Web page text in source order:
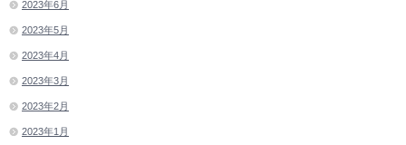
2023年6月
2023年5月
2023年4月
2023年3月
2023年2月
2023年1月